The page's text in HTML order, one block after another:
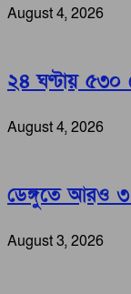
August 4, 2026
২৪ ঘণ্টায় ৫৩০
August 4, 2026
ডেঙ্গুতে আরও
August 3, 2026